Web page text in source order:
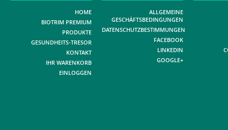
HOME
BIOTRIM PREMIUM
PRODUKTE
GESUNDHEITS-TRESOR
KONTAKT
IHR WARENKORB
EINLOGGEN
ALLGEMEINE
GESCHÄFTSBEDINGUNGEN
DATENSCHUTZBESTIMMUNGEN
FACEBOOK
LINKEDIN
GOOGLE+